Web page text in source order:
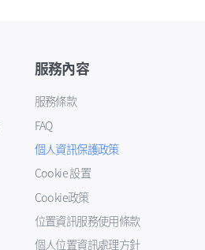
服務內容
服務條款
FAQ
個人資訊保護政策
Cookie 設置
Cookie政策
位置資訊服務使用條款
個人位置資訊處理方針